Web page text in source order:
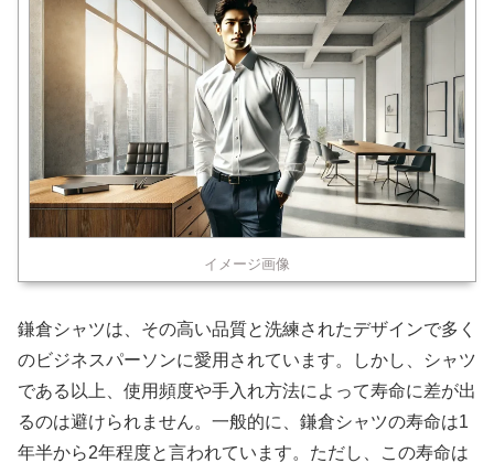
イメージ画像
鎌倉シャツは、その高い品質と洗練されたデザインで多く
のビジネスパーソンに愛用されています。しかし、シャツ
である以上、使用頻度や手入れ方法によって寿命に差が出
るのは避けられません。一般的に、鎌倉シャツの寿命は1
年半から2年程度と言われています。ただし、この寿命は